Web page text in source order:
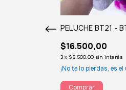
40CM PELUCHE BT21 -
$16.500,00
3 x $5.500,00 sin interés
¡No te lo pierdas, es